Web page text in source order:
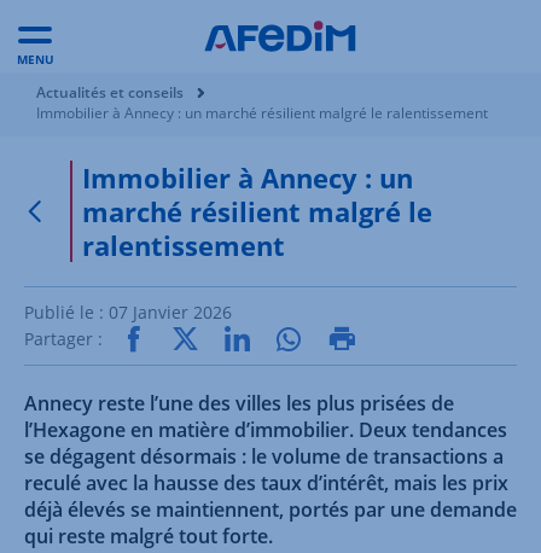
MENU
Vous êtes ici:
Actualités et conseils
Immobilier à Annecy : un marché résilient malgré le ralentissement
Retour à la page précédente
Immobilier à Annecy : un
marché résilient malgré le
ralentissement
Publié le : 07 Janvier 2026
Partager :
Annecy reste l’une des villes les plus prisées de
l’Hexagone en matière d’immobilier. Deux tendances
se dégagent désormais : le volume de transactions a
reculé avec la hausse des taux d’intérêt, mais les prix
déjà élevés se maintiennent, portés par une demande
qui reste malgré tout forte.